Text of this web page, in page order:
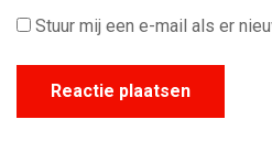
Stuur mij een e-mail als er